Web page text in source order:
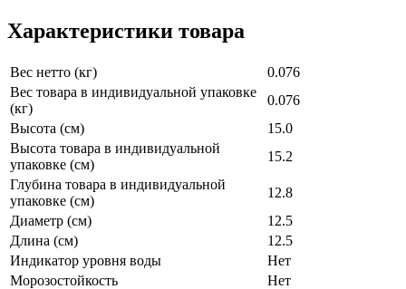
Характеристики товара
Вес нетто (кг)
0.076
Вес товара в индивидуальной упаковке
(кг)
0.076
Высота (см)
15.0
Высота товара в индивидуальной
упаковке (см)
15.2
Глубина товара в индивидуальной
упаковке (см)
12.8
Диаметр (см)
12.5
Длина (см)
12.5
Индикатор уровня воды
Нет
Морозостойкость
Нет